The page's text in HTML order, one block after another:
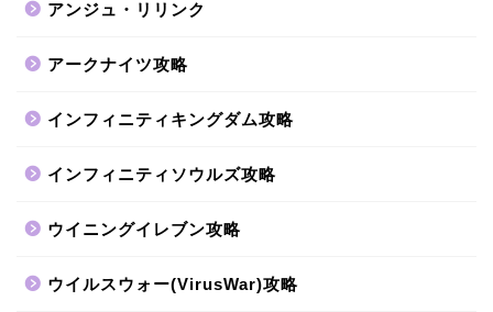
アンジュ・リリンク
アークナイツ攻略
インフィニティキングダム攻略
インフィニティソウルズ攻略
ウイニングイレブン攻略
ウイルスウォー(VirusWar)攻略